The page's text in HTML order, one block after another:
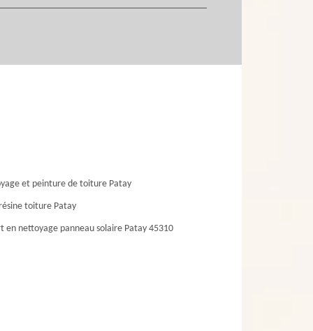
et peinture de toiture Patay
toiture Patay
en nettoyage panneau solaire Patay 45310